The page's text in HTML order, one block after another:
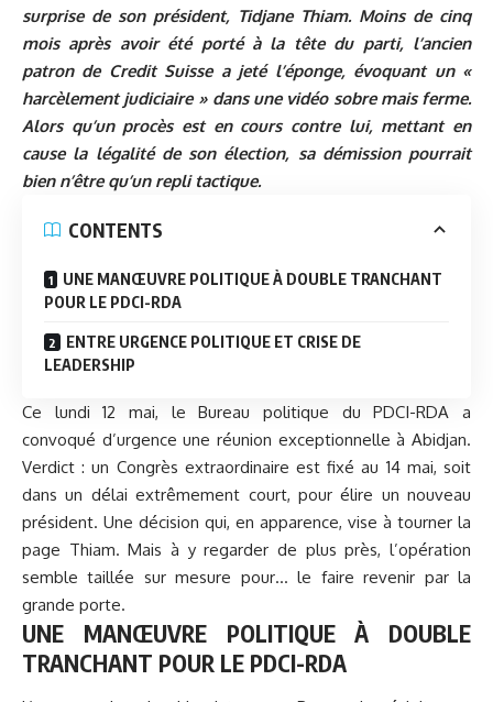
surprise de son président, Tidjane Thiam. Moins de cinq
mois après avoir été porté à la tête du parti, l’ancien
patron de Credit Suisse a jeté l’éponge, évoquant un «
harcèlement judiciaire » dans une vidéo sobre mais ferme.
Alors qu’un procès est en cours contre lui, mettant en
cause la légalité de son élection, sa démission pourrait
bien n’être qu’un repli tactique.
CONTENTS
UNE MANŒUVRE POLITIQUE À DOUBLE TRANCHANT
POUR LE PDCI-RDA
ENTRE URGENCE POLITIQUE ET CRISE DE
LEADERSHIP
Ce lundi 12 mai, le Bureau politique du PDCI-RDA a
convoqué d’urgence une réunion exceptionnelle à Abidjan.
Verdict : un Congrès extraordinaire est fixé au 14 mai, soit
dans un délai extrêmement court, pour élire un nouveau
président. Une décision qui, en apparence, vise à tourner la
page Thiam. Mais à y regarder de plus près, l’opération
semble taillée sur mesure pour… le faire revenir par la
grande porte.
UNE MANŒUVRE POLITIQUE À DOUBLE
TRANCHANT POUR LE PDCI-RDA